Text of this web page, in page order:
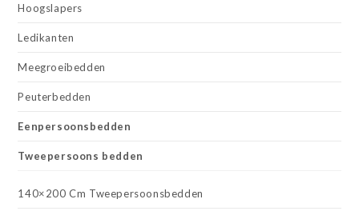
Hoogslapers
Ledikanten
Meegroeibedden
Peuterbedden
Eenpersoonsbedden
Tweepersoons bedden
140×200 Cm Tweepersoonsbedden